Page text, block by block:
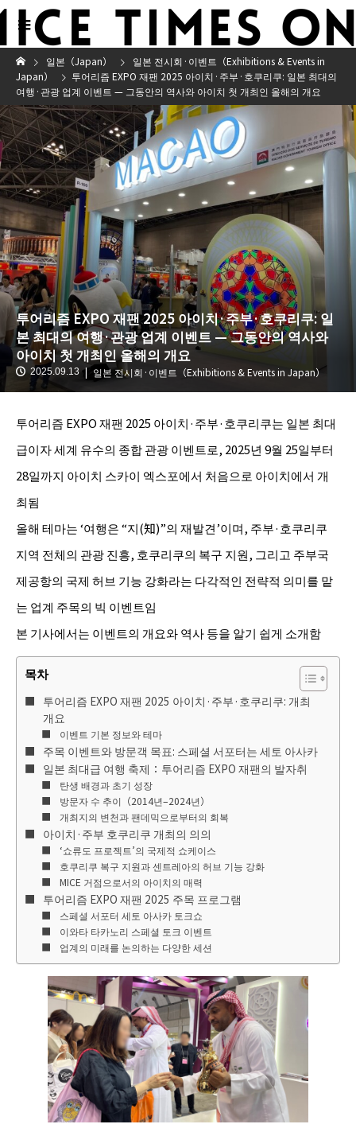
일본（Japan）
일본 전시회·이벤트（Exhibitions & Events in
Japan）
투어리즘 EXPO 재팬 2025 아이치·주부·호쿠리쿠: 일본 최대의
여행·관광 업계 이벤트 — 그동안의 역사와 아이치 첫 개최인 올해의 개요
투어리즘 EXPO 재팬 2025 아이치·주부·호쿠리쿠: 일
본 최대의 여행·관광 업계 이벤트 — 그동안의 역사와
아이치 첫 개최인 올해의 개요
2025.09.13 일본 전시회·이벤트（Exhibitions & Events in Japan）
투어리즘 EXPO 재팬 2025 아이치·주부·호쿠리쿠는 일본 최대
급이자 세계 유수의 종합 관광 이벤트로, 2025년 9월 25일부터
28일까지 아이치 스카이 엑스포에서 처음으로 아이치에서 개
최됨
올해 테마는 ‘여행은 “지(知)”의 재발견’이며, 주부·호쿠리쿠
지역 전체의 관광 진흥, 호쿠리쿠의 복구 지원, 그리고 주부국
제공항의 국제 허브 기능 강화라는 다각적인 전략적 의미를 맡
는 업계 주목의 빅 이벤트임
본 기사에서는 이벤트의 개요와 역사 등을 알기 쉽게 소개함
목차
투어리즘 EXPO 재팬 2025 아이치·주부·호쿠리쿠: 개최
개요
이벤트 기본 정보와 테마
주목 이벤트와 방문객 목표: 스페셜 서포터는 세토 아사카
일본 최대급 여행 축제：투어리즘 EXPO 재팬의 발자취
탄생 배경과 초기 성장
방문자 수 추이（2014년–2024년）
개최지의 변천과 팬데믹으로부터의 회복
아이치·주부 호쿠리쿠 개최의 의의
‘쇼류도 프로젝트’의 국제적 쇼케이스
호쿠리쿠 복구 지원과 센트레아의 허브 기능 강화
MICE 거점으로서의 아이치의 매력
투어리즘 EXPO 재팬 2025 주목 프로그램
스페셜 서포터 세토 아사카 토크쇼
이와타 타카노리 스페셜 토크 이벤트
업계의 미래를 논의하는 다양한 세션